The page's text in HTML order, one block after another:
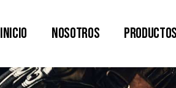
Inicio Nosotros Productos